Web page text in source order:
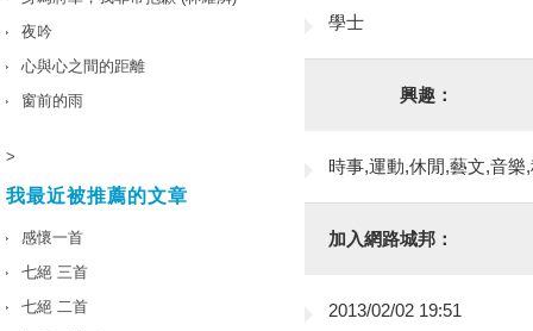
學士
興趣：
時事,運動,休閒,藝文,音
加入網路城邦：
2013/02/02 19:51
夜吟
心與心之間的距離
窗前的雨
>
我最近被推薦的文章
感懷一首
七絕 三首
七絕 二首